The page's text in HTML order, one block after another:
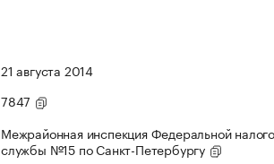
21 августа 2014
7847
Межрайонная инспекция Федеральной
службы №15 по Санкт-Петербургу